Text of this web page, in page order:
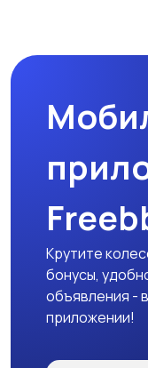
Крутите
бонусы,
объявления -
приложении!